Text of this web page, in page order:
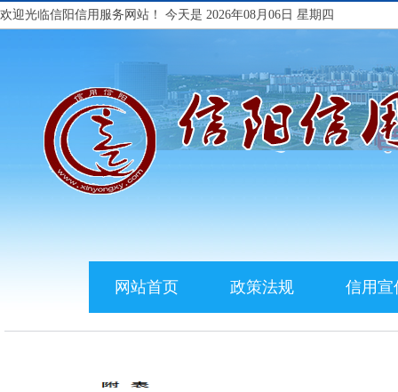
欢迎光临信阳信用服务网站！ 今天是 2026年08月06日 星期四
网站首页 政策法规 信用宣